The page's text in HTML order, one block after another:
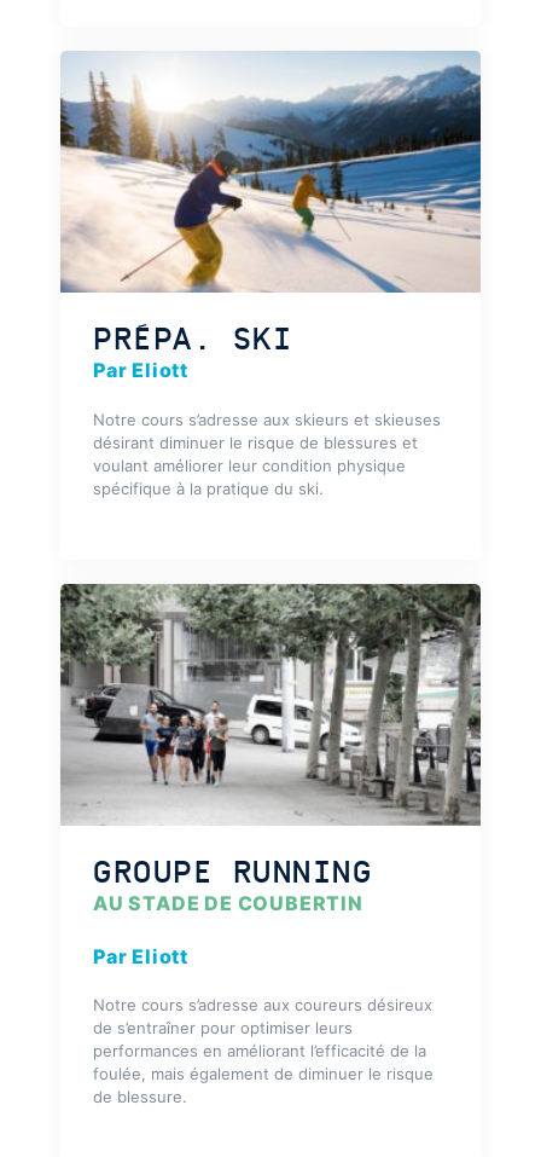
PRÉPA. SKI
Par Eliott
Notre cours s’adresse aux skieurs et skieuses
désirant diminuer le risque de blessures et
voulant améliorer leur condition physique
spécifique à la pratique du ski.
GROUPE RUNNING
AU STADE DE COUBERTIN
Par Eliott
Notre cours s’adresse aux coureurs désireux
de s’entraîner pour optimiser leurs
performances en améliorant l’efficacité de la
foulée, mais également de diminuer le risque
de blessure.